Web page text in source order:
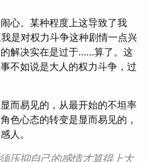
心。某种程度上这导致了我
是对权力斗争这种剧情一点兴
解决实在是过于……算了。这
不如说是大人的权力斗争，过
而易见的，从最开始的不坦率
色心态的转变是显而易见的，
人。
压抑自己的感情才算得上大